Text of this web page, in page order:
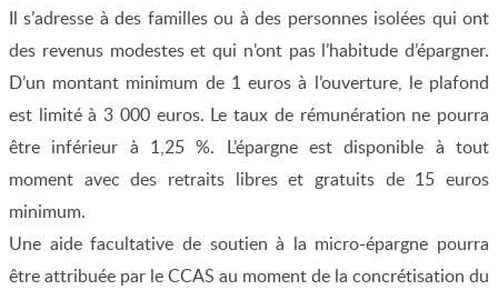
Il s’adresse à des familles ou à des personnes isolées qui ont
des revenus modestes et qui n’ont pas l’habitude d’épargner.
D’un montant minimum de 1 euros à l’ouverture, le plafond
est limité à 3 000 euros. Le taux de rémunération ne pourra
être inférieur à 1,25 %. L’épargne est disponible à tout
moment avec des retraits libres et gratuits de 15 euros
minimum.
Une aide facultative de soutien à la micro-épargne pourra
être attribuée par le CCAS au moment de la concrétisation du